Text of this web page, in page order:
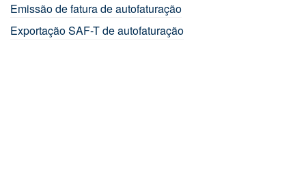
Emissão de fatura de autofaturação
Exportação SAF-T de autofaturação